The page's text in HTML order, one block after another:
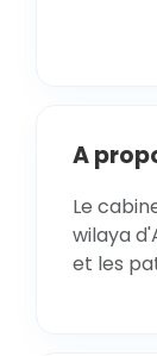
A
Le
wilaya
et les